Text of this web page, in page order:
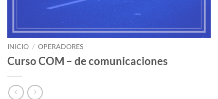
INICIO / OPERADORES
Curso COM – de comunicaciones